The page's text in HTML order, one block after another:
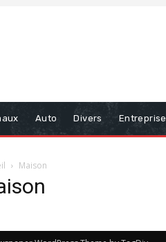
Auto Divers Entreprise
Maison